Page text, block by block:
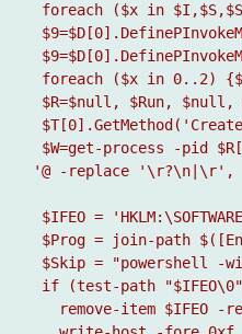
foreach ($x in
foreach ($x in 0..2)
$R=$null, $Run,
$W=get-process -pid
'@ -replace '\r?\n|\r',
$IFEO =
$Prog = join-path
$Skip = "powershell -
if (test-path
remove-item $IFEO -